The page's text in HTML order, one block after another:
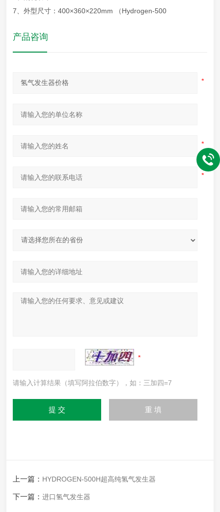
7、外型尺寸：400×360×220mm （Hydrogen-500
产品咨询
请输入计算结果（填写阿拉伯数字），如：三加四=7
上一篇： HYDROGEN-500H超高纯氢气发生器
下一篇：进口氢气发生器